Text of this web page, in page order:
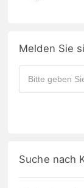
Melden Sie
Suche nach